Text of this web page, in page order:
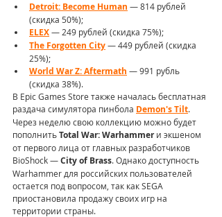
Detroit: Become Human — 814 рублей
(скидка 50%);
ELEX — 249 рублей (скидка 75%);
The Forgotten City — 449 рублей (скидка
25%);
World War Z: Aftermath — 991 рубль
(скидка 38%).
В Epic Games Store также началась бесплатная
раздача симулятора пинбола Demon's Tilt.
Через неделю свою коллекцию можно будет
пополнить Total War: Warhammer и экшеном
от первого лица от главных разработчиков
BioShock — City of Brass. Однако доступность
Warhammer для российских пользователей
остается под вопросом, так как SEGA
приостановила продажу своих игр на
территории страны.